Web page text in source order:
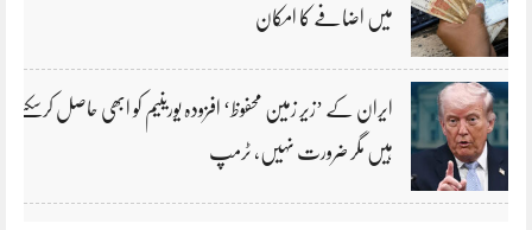
میں اضافے کا امکان
ایران کے ’زیر زمین محفوظ‘ افزودہ یورینیم کو ابھی حاصل کرسکتے
ہیں مگر ضرورت نہیں، ٹرمپ